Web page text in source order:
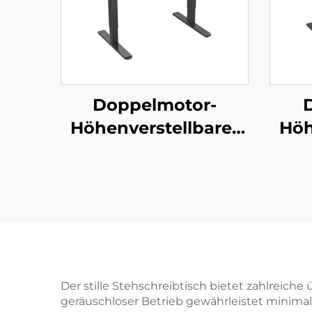
Doppelmotor-
Höhenverstellbarer
Der stille Stehschreibtisch bietet zahlreiche
geräuschloser Betrieb gewährleistet